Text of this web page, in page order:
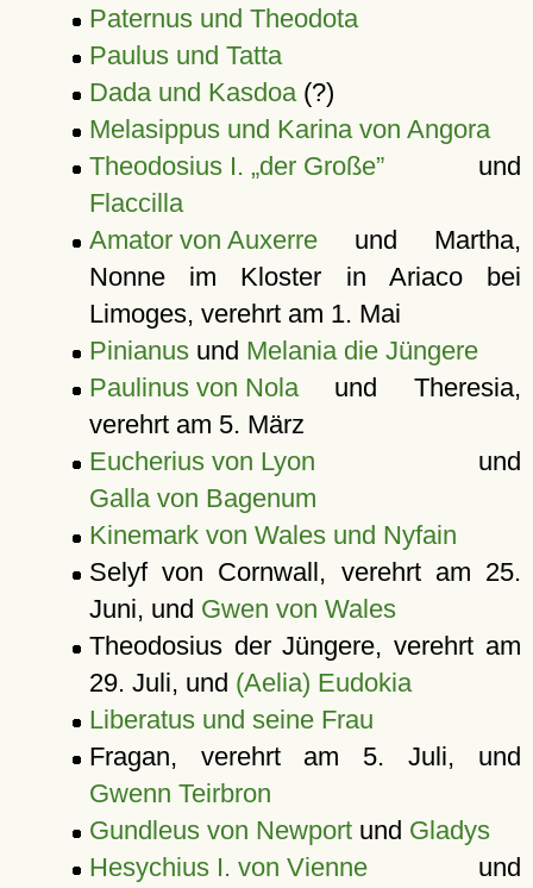
Paternus und Theodota
Paulus und Tatta
Dada und Kasdoa(?)
Melasippus und Karina von Angora
Theodosius I. „der Große”und
Flaccilla
Amator von Auxerreund Martha,
Nonne im Kloster in Ariaco bei
Limoges, verehrt am 1. Mai
Pinianusund Melania die Jüngere
Paulinus von Nolaund Theresia,
verehrt am 5. März
Eucherius von Lyon und
Galla von Bagenum
Kinemark von Wales und Nyfain
Selyf von Cornwall, verehrt am 25.
Juni, und Gwen von Wales
Theodosius der Jüngere, verehrt am
29. Juli, und (Aelia) Eudokia
Liberatus und seine Frau
Fragan, verehrt am 5. Juli, und
Gwenn Teirbron
Gundleus von Newportund Gladys
Hesychius I. von Vienneund